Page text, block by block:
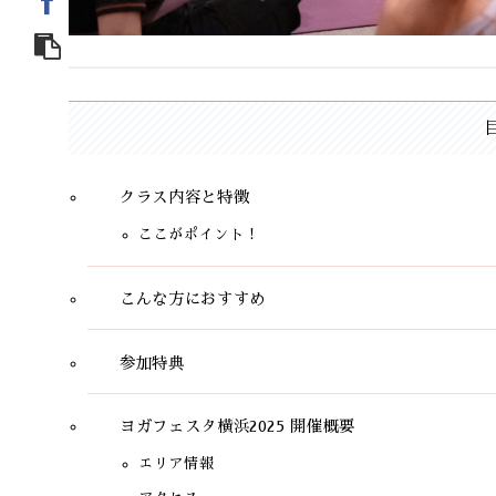
クラス内容と特徴
ここがポイント！
こんな方におすすめ
参加特典
ヨガフェスタ横浜2025 開催概要
エリア情報